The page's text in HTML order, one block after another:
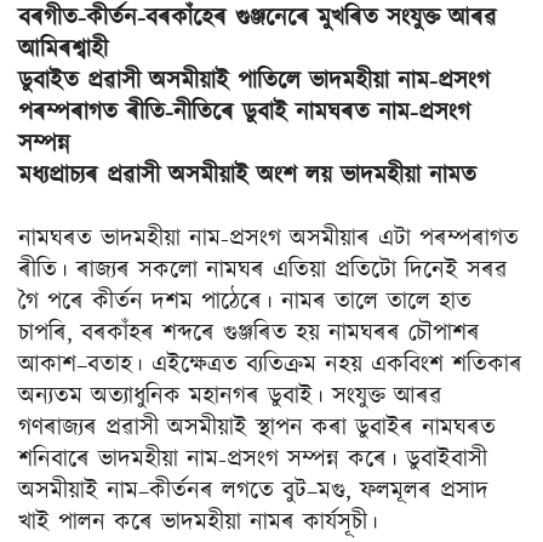
বৰগীত-কীৰ্তন-বৰকাঁহেৰ গুঞ্জনেৰে মুখৰিত সংযুক্ত আৰৱ
আমিৰশ্বাহী
ডুবাইত প্রৱাসী অসমীয়াই পাতিলে ভাদমহীয়া নাম-প্রসংগ
পৰম্পৰাগত ৰীতি-নীতিৰে ডুবাই নামঘৰত নাম-প্রসংগ
সম্পন্ন
মধ্যপ্ৰাচ্যৰ প্রৱাসী অসমীয়াই অংশ লয় ভাদমহীয়া নামত
নামঘৰত ভাদমহীয়া নাম-প্ৰসংগ অসমীয়াৰ এটা পৰম্পৰাগত
ৰীতি। ৰাজ্যৰ সকলো নামঘৰ এতিয়া প্রতিটো দিনেই সৰৱ
গৈ পৰে কীৰ্তন দশম পাঠেৰে। নামৰ তালে তালে হাত
চাপৰি, বৰকাঁহৰ শব্দৰে গুঞ্জৰিত হয় নামঘৰৰ চৌপাশৰ
আকাশ–বতাহ। এইক্ষেত্রত ব্যতিক্রম নহয় একবিংশ শতিকাৰ
অন্যতম অত্যাধুনিক মহানগৰ ডুবাই। সংযুক্ত আৰৱ
গণৰাজ্যৰ প্রৱাসী অসমীয়াই স্থাপন কৰা ডুবাইৰ নামঘৰত
শনিবাৰে ভাদমহীয়া নাম-প্রসংগ সম্পন্ন কৰে। ডুবাইবাসী
অসমীয়াই নাম–কীৰ্তনৰ লগতে বুট–মগু, ফলমূলৰ প্রসাদ
খাই পালন কৰে ভাদমহীয়া নামৰ কাৰ্যসূচী।